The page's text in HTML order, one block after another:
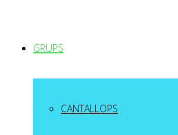
GRUPS
CANTALLOPS